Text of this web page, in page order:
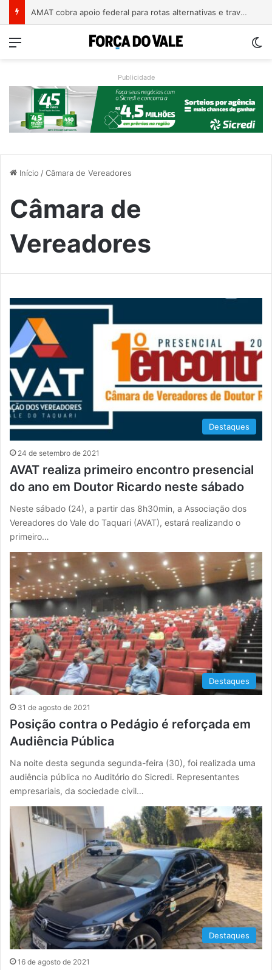
A arte de projetar o dom de cuidar
Menu
Publicidade
Início /Câmara de Vereadores
Câmara de
Vereadores
Destaques
24 de setembro de 2021
AVAT realiza primeiro encontro presencial
do ano em Doutor Ricardo neste sábado
Neste sábado (24), a partir das 8h30min, a Associação dos
Vereadores do Vale do Taquari (AVAT), estará realizando o
primeiro…
Destaques
31 de agosto de 2021
Posição contra o Pedágio é reforçada em
Audiência Pública
Na noite desta segunda segunda-feira (30), foi realizada uma
audiência pública no Auditório do Sicredi. Representantes
empresariais, da sociedade civil…
Destaques
16 de agosto de 2021